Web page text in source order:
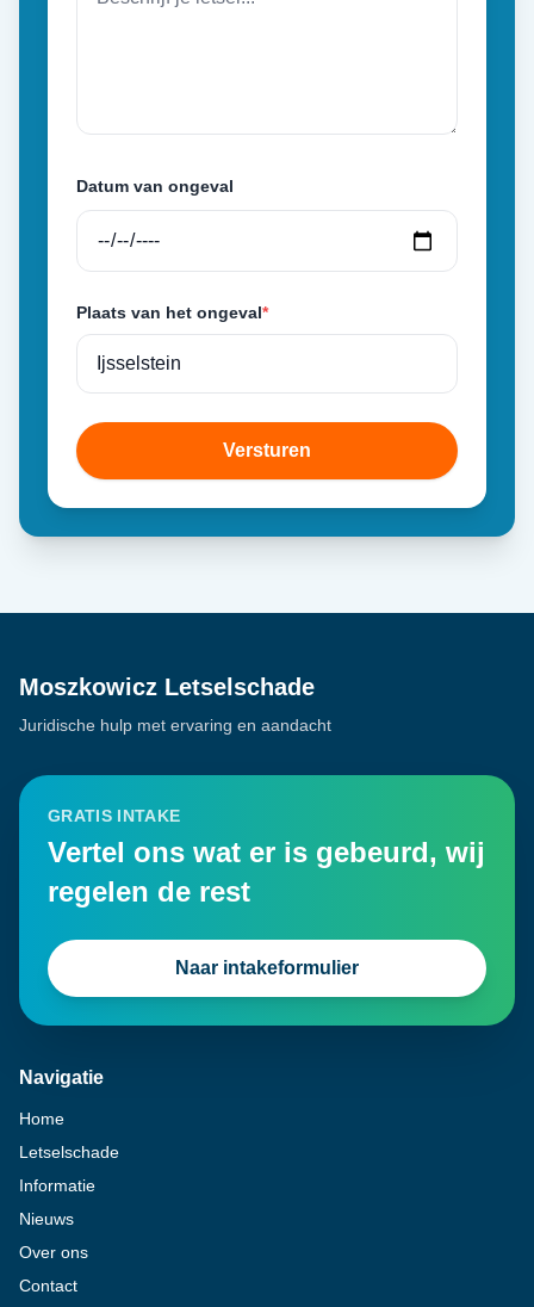
Datum van ongeval
Plaats van het ongeval*
Versturen
Moszkowicz Letselschade
Juridische hulp met ervaring en aandacht
GRATIS INTAKE
Vertel ons wat er is gebeurd, wij
regelen de rest
Naar intakeformulier
Navigatie
Home
Letselschade
Informatie
Nieuws
Over ons
Contact